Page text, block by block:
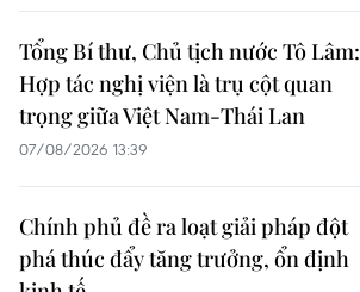
Tổng Bí thư, Chủ tịch nước Tô Lâm:
Hợp tác nghị viện là trụ cột quan
trọng giữa Việt Nam-Thái Lan
07/08/2026 13:39
Chính phủ đề ra loạt giải pháp đột
phá thúc đẩy tăng trưởng, ổn định